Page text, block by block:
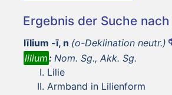
Ergebnis der Suche
līlium -ī, n (o-Deklination neutr.)
lilium: Nom. Sg., Akk. Sg.
Lilie
Armband in Lilienform